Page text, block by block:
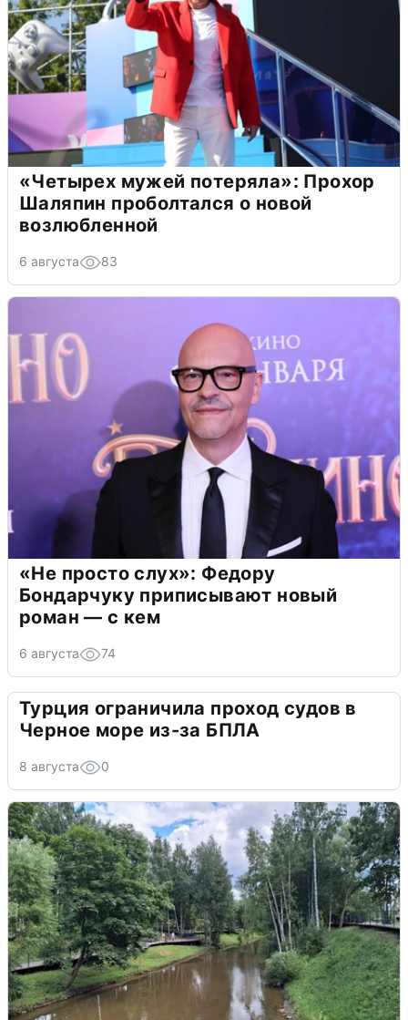
«Четырех мужей потеряла»: Прохор
Шаляпин проболтался о новой
возлюбленной
6 августа 83
«Не просто слух»: Федору
Бондарчуку приписывают новый
роман — с кем
6 августа 74
Турция ограничила проход судов в
Черное море из-за БПЛА
8 августа 0